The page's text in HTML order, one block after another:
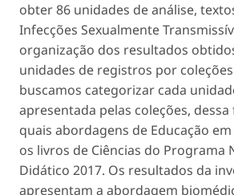
obter 86 unidades de análise,
Infecções Sexualmente
organização dos resultados
unidades de registros por
buscamos categorizar cada
apresentada pelas coleções,
quais abordagens de Educação
os livros de Ciências do Programa
Didático 2017. Os resultados da
apresentam a abordagem